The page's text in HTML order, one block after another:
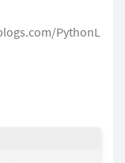
PythonL